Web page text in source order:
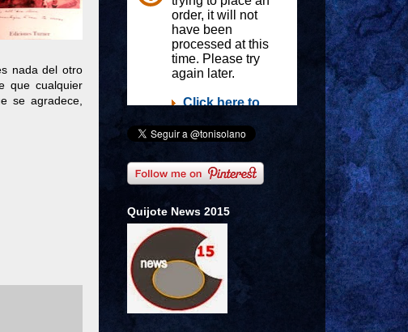
nada del otro
que cualquier
se agradece,
Quijote News 2015